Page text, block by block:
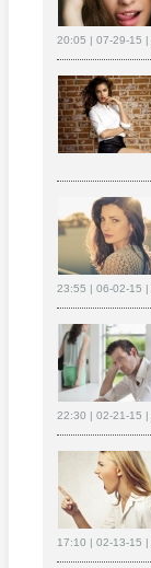
20:05 | 07-29-15 |
23:55 | 06-02-15 |
22:30 | 02-21-15 |
17:10 | 02-13-15 |